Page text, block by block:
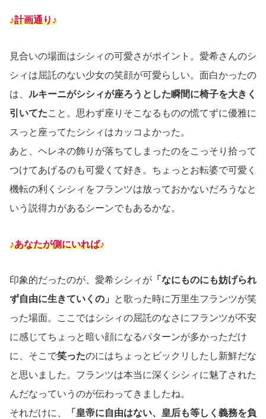
♪計画通り♪
見合いの場面はシシィの可愛さがポイント。愛希さんのシ
シィは屈託のない少女の笑顔が可愛らしい。面白かったの
は、 ルキーニがシシィが座ろうとした瞬間に椅子を大きく
引いてたこと。思わず座りそこなるものの慌てずに優雅に
スっと座ってたシシィはカッコよかった。
あと、ヘレネの飾りが落ちてしまったのをこっそり拾って
つけてあげるのも可愛くて好き。ちょっとお転婆で可愛く
機転の利くシシィをフランツは放っておかないだろうなと
いう説得力があるシーンでもあるかな。
♪あなたが側にいれば♪
印象的だったのが、愛希シシィが 「なにものにも妨げられ
ず自由に生きていくの」
と歌った時に万里生フランツが笑
った場面。ここではシシィの屈託のなさにフランツが不安
に感じてちょっと暗い顔になるパターンが多かっただけ
に、そこで笑ったのにはちょっとビックリしたし新鮮だな
と思いました。フランツは本当に深くシシィに魅了された
んだなっていうのが伝わってきましたね。
それだけに、
「皇帝に自由はない、皇后も等しく義務を負